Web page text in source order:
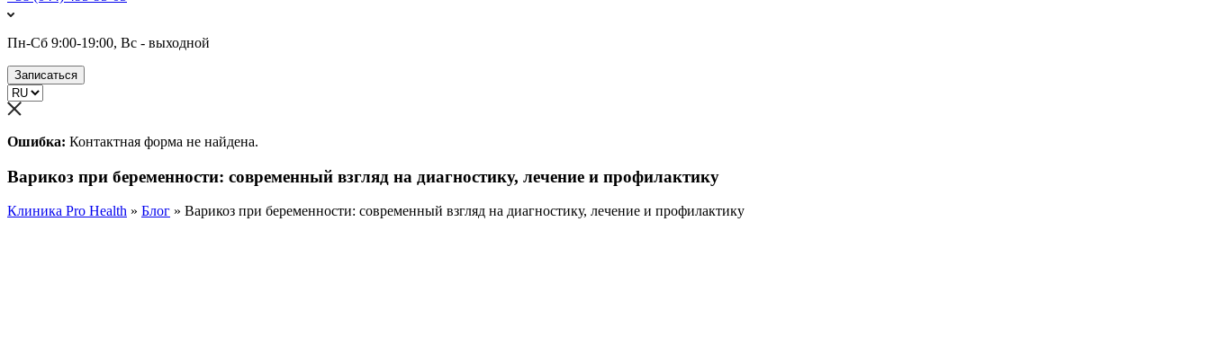
Пн-Сб 9:00-19:00, Вс - выходной
Записаться
Ошибка: Контактная форма не найдена.
Варикоз при беременности: современный взгляд на диагностику, лечение и профилактику
Клиника Pro Health » Блог » Варикоз при беременности: современный взгляд на диагностику, лечение и профилактику